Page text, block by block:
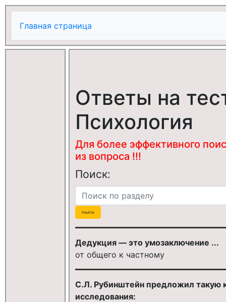
Главная страница
Ответы на
Психология
Для более эффективного
из вопроса !!!
Поиск:
Дедукция — это умозаключение ...
от общего к частному
С.Л. Рубинштейн предложил такую
исследования: